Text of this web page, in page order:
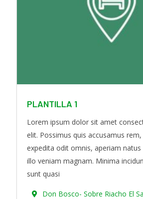
k a
m
PLANTILLA 1
Lorem ipsum dolor sit amet
elit. Possimus quis accusamus
expedita odit omnis, aperiam
illo veniam magnam. Minima
sunt quasi
Don Bosco- Sobre Riacho El